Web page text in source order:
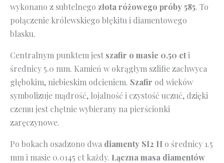
wykonano z subtelnego złota różowego próby 585. To
połączenie królewskiego błękitu i diamentowego
blasku.
Centralnym punktem jest szafir o masie 0.50 cti
średnicy 5.0 mm. Kamień w okrągłym szlifie zachwyca
głębokim, niebieskim odcieniem. Szafir od wieków
symbolizuje mądrość, lojalność i czystość uczuć, dzięki
czemu jest chętnie wybierany na pierścionki
zaręczynowe.
Po bokach osadzono dwa diamenty SI2 H o średnicy 1.5
mm i masie 0.0145 ct każdy. Łączna masa diamentów